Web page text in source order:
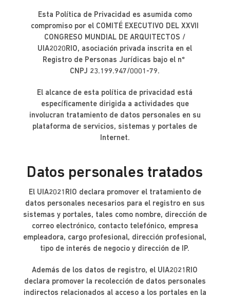
Esta Política de Privacidad es asumida como
compromiso por el COMITÉ EXECUTIVO DEL XXVII
CONGRESO MUNDIAL DE ARQUITECTOS /
UIA2020RIO, asociación privada inscrita en el
Registro de Personas Jurídicas bajo el nº
CNPJ 23.199.947/0001-79.
El alcance de esta política de privacidad está
específicamente dirigida a actividades que
involucran tratamiento de datos personales en su
plataforma de servicios, sistemas y portales de
Internet.
Datos personales tratados
El UIA2021RIO declara promover el tratamiento de
datos personales necesarios para el registro en sus
sistemas y portales, tales como nombre, dirección de
correo electrónico, contacto telefónico, empresa
empleadora, cargo profesional, dirección profesional,
tipo de interés de negocio y dirección de IP.
Además de los datos de registro, el UIA2021RIO
declara promover la recolección de datos personales
indirectos relacionados al acceso a los portales en la